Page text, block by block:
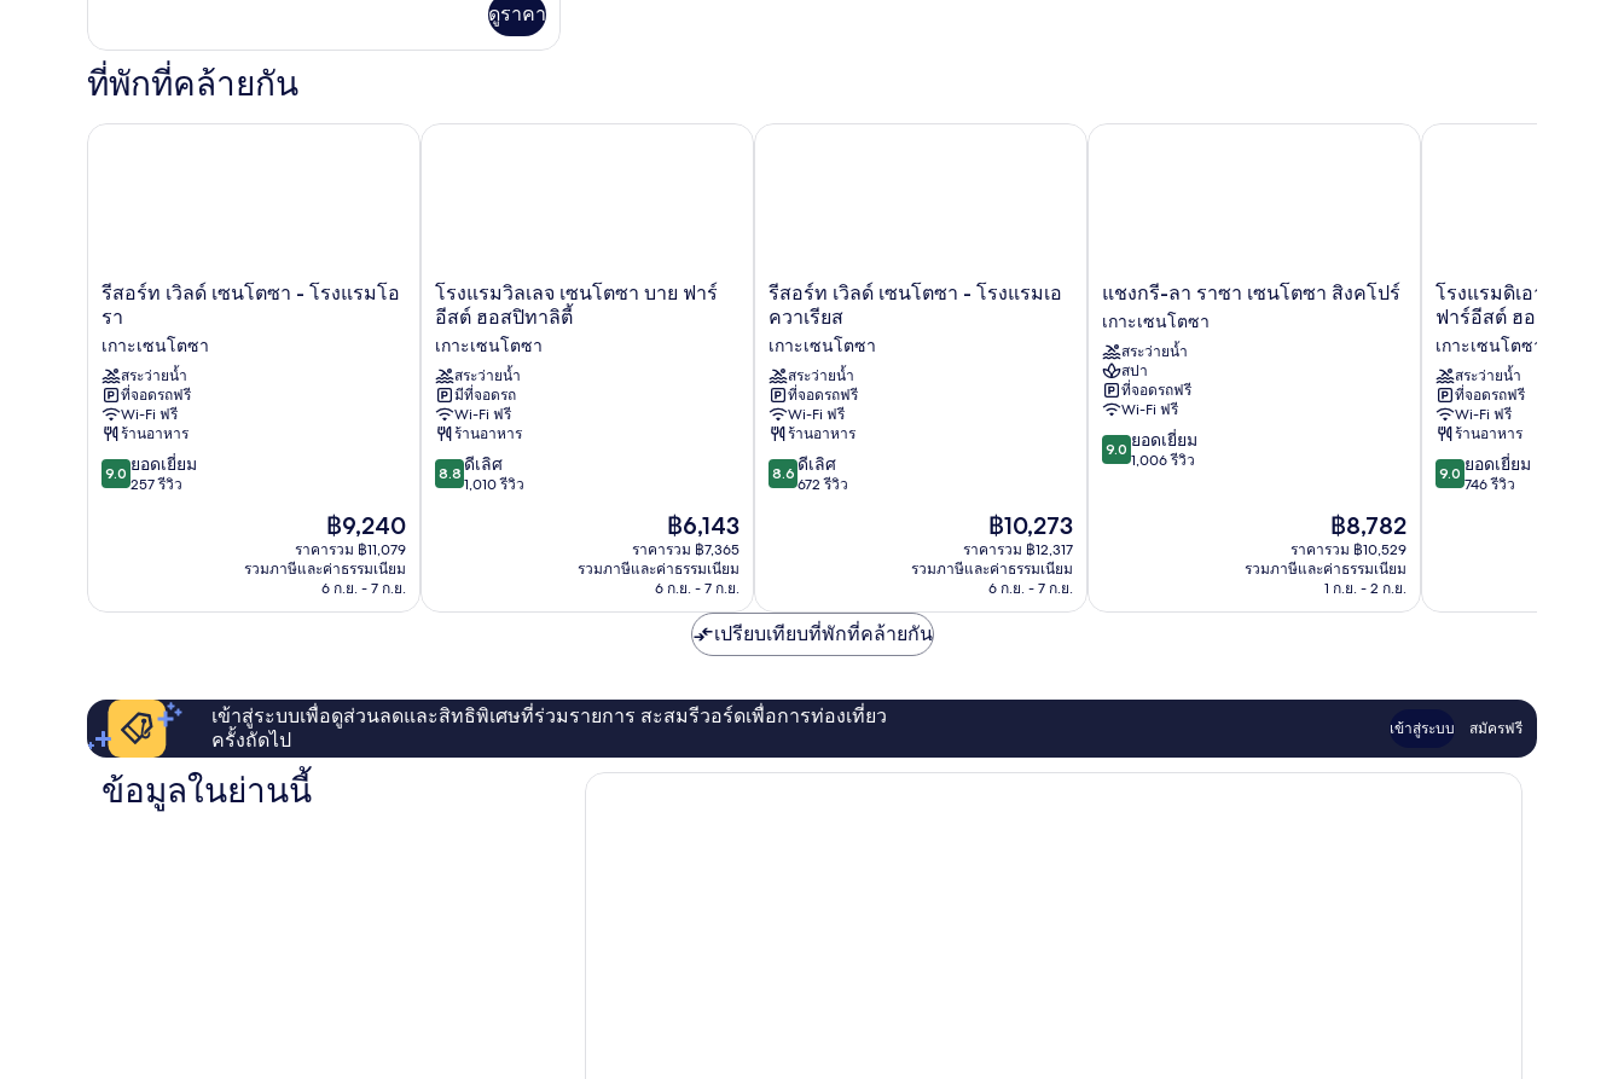
Suite
เกี่ยว
กับ
Two
Deluxe
ดูราคา
ที่พักที่คล้ายกัน
รีสอร์ท
เวิลด์
โตซา
-
โรงแรม
โอรา
เกาะ
เซน
โตซา
รีสอร์ท เวิลด์ เซนโตซา - โรงแรมโอ
รา
เกาะเซนโตซา
สระว่ายน้ำ
ที่จอดรถฟรี
Wi-Fi ฟรี
ร้านอาหาร
9.0
จาก
9.0 ยอดเยี่ยม
257 รีวิว
ราคา
ปัจจุบัน
คือ
฿9,240
฿9,240
ราคารวม ฿11,079
รวมภาษีและค่าธรรมเนียม
6 ก.ย. - 7 ก.ย.
รีสอร์ท เวิลด์ เซนโตซา - โรงแรมโอรา
โรง
แรม
เซน
โตซา
บาย
ฟาร์
อีส
ต์
ฮอส
เซน
โรงแรมวิลเลจ เซนโตซา บาย ฟาร์
อีสต์ ฮอสปิทาลิตี้
เกาะเซนโตซา
สระว่ายน้ำ
มีที่จอดรถ
Wi-Fi ฟรี
ร้านอาหาร
8.8
จาก
8.8 ดีเลิศ
1,010 รีวิว
ราคา
ปัจจุบัน
คือ
฿6,143
฿6,143
ราคารวม ฿7,365
รวมภาษีและค่าธรรมเนียม
6 ก.ย. - 7 ก.ย.
โรงแรมวิลเลจ เซนโตซา บาย ฟาร์อีสต์ ฮอสปิทาลิตี้
รีสอร์ท
เวิลด์
โตซา
-
โรง
แรม
เอ
ค
วา
รีสอร์ท เวิลด์ เซนโตซา - โรงแรมเอ
ควาเรียส
เกาะเซนโตซา
สระว่ายน้ำ
ที่จอดรถฟรี
Wi-Fi ฟรี
ร้านอาหาร
8.6
จาก
8.6 ดีเลิศ
672 รีวิว
ราคา
ปัจจุบัน
คือ
฿10,273
฿10,273
ราคารวม ฿12,317
รวมภาษีและค่าธรรมเนียม
6 ก.ย. - 7 ก.ย.
รีสอร์ท เวิลด์ เซนโตซา - โรงแรมเอควาเรียส
แช
ลา
ราซา
เซน
โตซา
สิงคโปร์
เกาะ
เซน
แชงกรี-ลา ราซา เซนโตซา สิงคโปร์
เกาะเซนโตซา
สระว่ายน้ำ
สปา
ที่จอดรถฟรี
Wi-Fi ฟรี
9.0
จาก
9.0 ยอดเยี่ยม
1,006 รีวิว
ราคา
ปัจจุบัน
คือ
฿8,782
฿8,782
ราคารวม ฿10,529
รวมภาษีและค่าธรรมเนียม
1 ก.ย. - 2 ก.ย.
แชงกรี-ลา ราซา เซนโตซา สิงคโปร์
โรง
แร
เอา
ท์
โพสต์
เซน
โตซา
บาย
ฟาร์
ลิ
โตซา
โรงแรมดิเอาท์โพสต์
ฟาร์อีสต์ ฮอสปิทาลิตี้
เกาะเซนโตซา
สระว่ายน้ำ
ที่จอดรถฟรี
Wi-Fi ฟรี
ร้านอาหาร
9.0
จาก
9.0 ยอดเยี่ยม
746 รีวิว
โรงแรมดิเอาท์โพสต์ เ
เปรียบเทียบที่พักที่คล้ายกัน
เข้าสู่ระบบเพื่อดูส่วนลดและสิทธิพิเศษที่ร่วมรายการ สะสมรีวอร์ดเพื่อการท่องเที่ยว
ครั้งถัดไป
เข้าสู่ระบบ สมัครฟรี
ข้อมูลในย่านนี้